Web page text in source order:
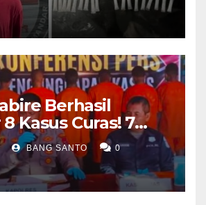
Berhasil
Kasus Curas! 7
62 Motor
BANG SANTO 0